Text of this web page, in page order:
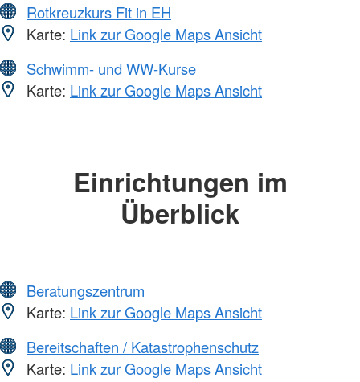
Rotkreuzkurs Fit in EH
Karte: Link zur Google Maps Ansicht
Schwimm- und WW-Kurse
Karte: Link zur Google Maps Ansicht
Einrichtungen im
Überblick
Beratungszentrum
Karte: Link zur Google Maps Ansicht
Bereitschaften / Katastrophenschutz
Karte: Link zur Google Maps Ansicht